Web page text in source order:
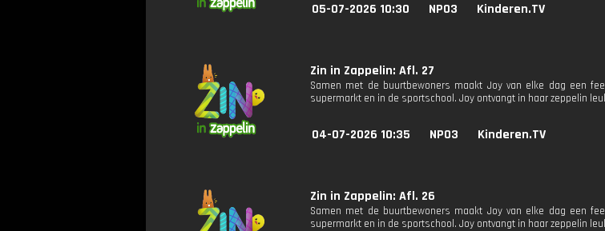
05-07-2026 10:30 NPO3 Kinderen.TV
Zin in Zappelin: Afl. 27
Samen met de buurtbewoners maakt Joy van elke dag een
supermarkt en in de sportschool. Joy ontvangt in haar zeppelin
04-07-2026 10:35 NPO3 Kinderen.TV
Zin in Zappelin: Afl. 26
Samen met de buurtbewoners maakt Joy van elke dag een
supermarkt en in de sportschool. Joy ontvangt in haar zeppelin